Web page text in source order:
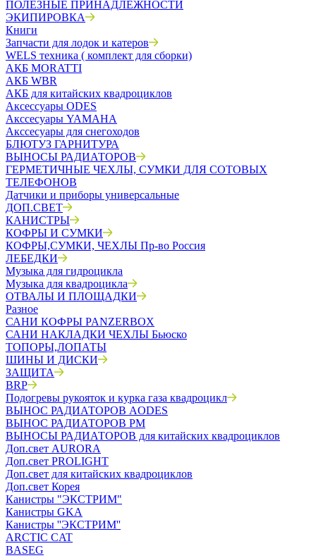
ПОЛЕЗНЫЕ ПРИНАДЛЕЖНОСТИ
ЭКИПИРОВКА
Книги
Запчасти для лодок и катеров
WELS техника ( комплект для сборки)
АКБ MORATTI
АКБ WBR
АКБ для китайских квадроциклов
Аксессуары ODES
Акссесуары YAMAHA
Акссесуары для снегоходов
БЛЮТУЗ ГАРНИТУРА
ВЫНОСЫ РАДИАТОРОВ
ГЕРМЕТИЧНЫЕ ЧЕХЛЫ, СУМКИ ДЛЯ СОТОВЫХ
ТЕЛЕФОНОВ
Датчики и приборы универсальные
ДОП.СВЕТ
КАНИСТРЫ
КОФРЫ И СУМКИ
КОФРЫ,СУМКИ, ЧЕХЛЫ Пр-во Россия
ЛЕБЕДКИ
Музыка для гидроцикла
Музыка для квадроцикла
ОТВАЛЫ И ПЛОЩАДКИ
Разное
САНИ КОФРЫ PANZERBOX
САНИ НАКЛАДКИ ЧЕХЛЫ Бьюско
ТОПОРЫ,ЛОПАТЫ
ШИНЫ И ДИСКИ
ЗАЩИТА
BRP
Подогревы рукояток и курка газа квадроцикл
ВЫНОС РАДИАТОРОВ AODES
ВЫНОС РАДИАТОРОВ РМ
ВЫНОСЫ РАДИАТОРОВ для китайских квадроциклов
Доп.свет AURORA
Доп.свет PROLIGHT
Доп.свет для китайских квадроциклов
Доп.свет Корея
Канистры "ЭКСТРИМ"
Канистры GKA
Канистры ''ЭКСТРИМ''
ARCTIC CAT
BASEG